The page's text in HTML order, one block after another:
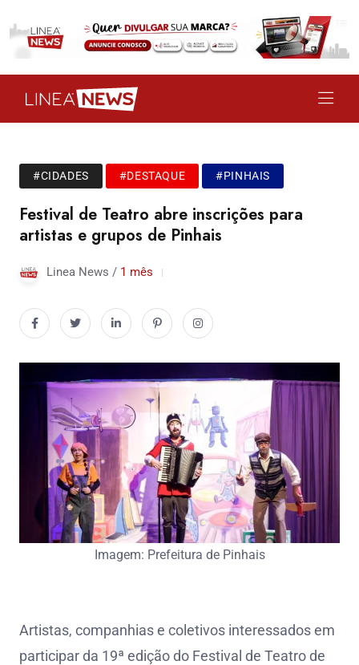
#CIDADES #DESTAQUE #PINHAIS
Festival de Teatro abre inscrições para
artistas e grupos de Pinhais
Linea News / 1 mês
Imagem: Prefeitura de Pinhais
Artistas, companhias e coletivos interessados em
participar da 19ª edição do Festival de Teatro de